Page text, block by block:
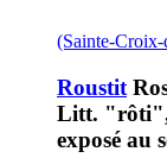
(Sainte-
Roustit
Litt. "rôti",
exposé au